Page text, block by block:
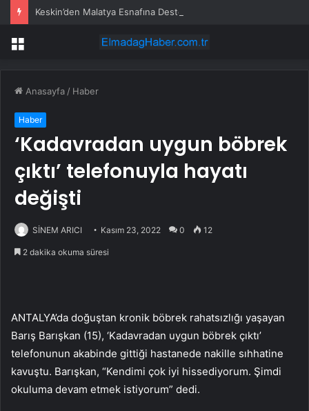
Keskin’den Malatya Esnafına Destek Çağrısı
Menü
Anasayfa / Haber
Haber
‘Kadavradan uygun böbrek
çıktı’ telefonuyla hayatı
değişti
SİNEM ARICI Kasım 23, 2022 0 12
2 dakika okuma süresi
ANTALYA’da doğuştan kronik böbrek rahatsızlığı yaşayan
Barış Barışkan (15), ‘Kadavradan uygun böbrek çıktı’
telefonunun akabinde gittiği hastanede nakille sıhhatine
kavuştu. Barışkan, “Kendimi çok iyi hissediyorum. Şimdi
okuluma devam etmek istiyorum” dedi.